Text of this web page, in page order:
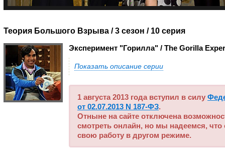
Теория Большого Взрыва / 3 сезон / 10 серия
Эксперимент "Горилла" / The Gorilla
Показать описание серии
1 августа 2013 года вступил в силу
от 02.07.2013 N 187-ФЗ.
Отныне на сайте отключена
смотреть онлайн, но мы надеемся, что
свою работу в другом режиме.